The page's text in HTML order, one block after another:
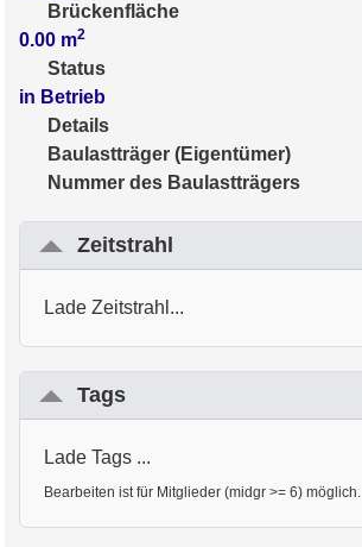
Brückenfläche
0.00 m2
Status
in Betrieb
Details
Baulastträger (Eigentümer)
Nummer des Baulastträgers
Zeitstrahl
Lade Zeitstrahl...
Tags
Lade Tags ...
Bearbeiten ist für Mitglieder (midgr >= 6) möglich.